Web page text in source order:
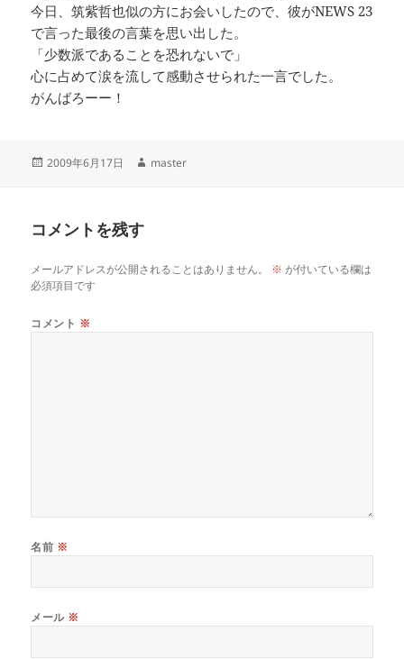
今日、筑紫哲也似の方にお会いしたので、彼がNEWS 23
で言った最後の言葉を思い出した。
「少数派であることを恐れないで」
心に占めて涙を流して感動させられた一言でした。
がんばろーー！
投
2009年6月17日
作
master
コメントを残す
メールアドレスが公開されることはありません。 ※ が付いている欄は
必須項目です
コメント ※
名前 ※
メール ※